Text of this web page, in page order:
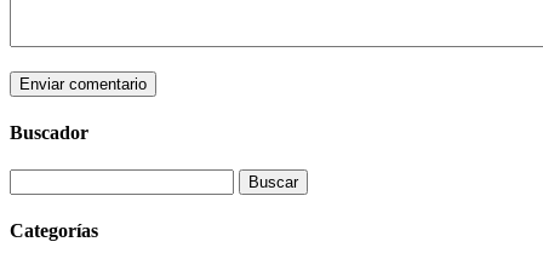
Buscador
Categorías